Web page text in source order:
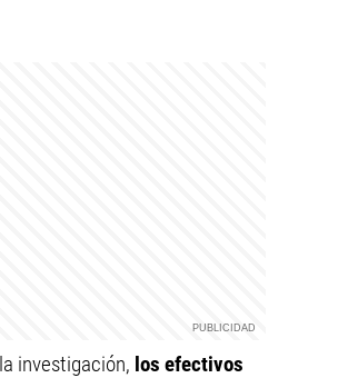
investigación, los efectivos